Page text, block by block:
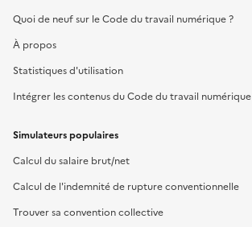
Quoi de neuf sur le Code du travail numérique ?
À propos
Statistiques d'utilisation
Intégrer les contenus du Code du travail numérique
Simulateurs populaires
Calcul du salaire brut/net
Calcul de l'indemnité de rupture conventionnelle
Trouver sa convention collective